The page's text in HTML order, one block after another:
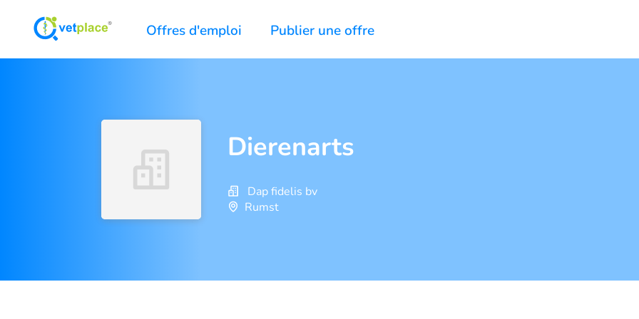
Offres d'emploi Publier une offre
Dierenarts
Dap fidelis bv
Rumst